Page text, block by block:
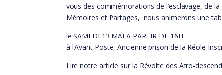
vous des commémorations de l’esclavage, de
Mémoires et Partages, nous animerons une
le SAMEDI 13 MAI A PARTIR DE 16H
à l’Avant Poste, Ancienne prison de la Réole
Lire notre article sur la Révolte des Afro-